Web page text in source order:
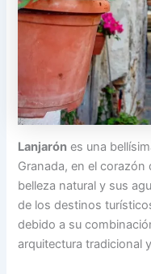
Lanjarón es una
Granada, en el corazón
belleza natural y sus
de los destinos
debido a su
arquitectura tradicional